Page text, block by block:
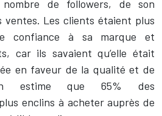
de followers, de son
ventes. Les clients étaient plus
confiance à sa marque et
car ils savaient qu’elle était
en faveur de la qualité et de
On estime que 65% des
enclins à acheter auprès de